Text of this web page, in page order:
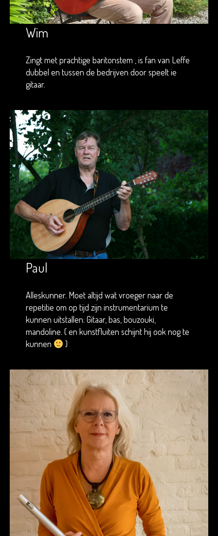
Wim
Zingt met prachtige baritonstem , is fan van Leffe
dubbel en tussen de bedrijven door speelt ie
gitaar.
Paul
Alleskunner. Moet altijd wat vroeger naar de
repetitie om op tijd zijn instrumentarium te
kunnen uitstallen: Gitaar, bas, bouzouki,
mandoline. ( en kunstfluiten schijnt hij ook nog te
kunnen
)